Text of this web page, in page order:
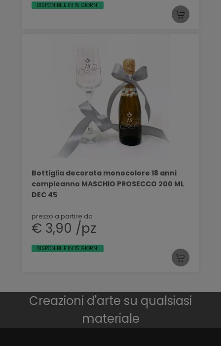
DISPONIBILE IN 15 GIORNI
Bottiglia decorata monocolore 18 anni
compleanno MASCHIO PROSECCO 200 ML
DEC 45
prezzo a partire da
€ 3,90 /pz
DISPONIBILE IN 15 GIORNI
Creazioni d'arte su qualsiasi
materiale